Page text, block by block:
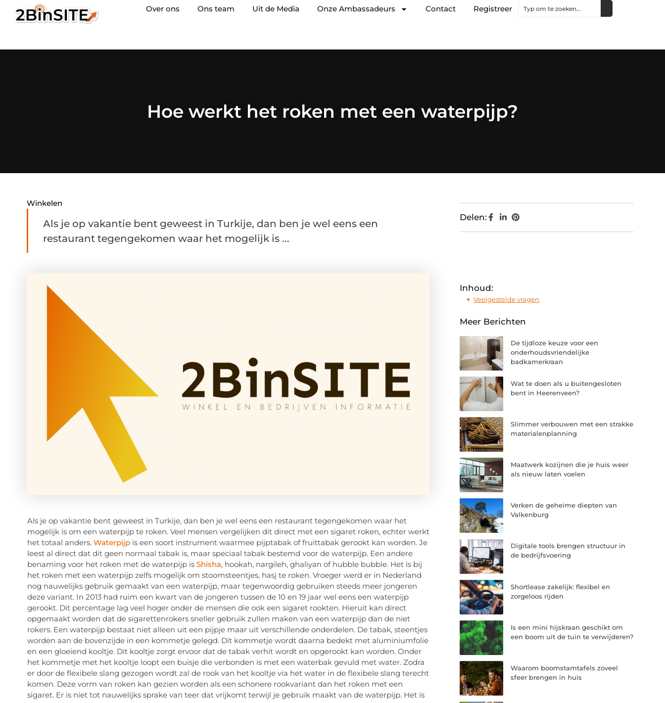
Over ons Ons team Uit de Media Onze Ambassadeurs Contact Registreer
Hoe werkt het roken met een waterpijp?
Winkelen
Als je op vakantie bent geweest in Turkije, dan ben je wel eens een
restaurant tegengekomen waar het mogelijk is ...
Als je op vakantie bent geweest in Turkije, dan ben je wel eens een restaurant tegengekomen waar het
mogelijk is om een waterpijp te roken. Veel mensen vergelijken dit direct met een sigaret roken, echter werkt
het totaal anders. Waterpijpis een soort instrument waarmee pijptabak of fruittabak gerookt kan worden. Je
leest al direct dat dit geen normaal tabak is, maar speciaal tabak bestemd voor de waterpijp. Een andere
benaming voor het roken met de waterpijp is Shisha, hookah, nargileh, ghaliyan of hubble bubble. Het is bij
het roken met een waterpijp zelfs mogelijk om stoomsteentjes, hasj te roken. Vroeger werd er in Nederland
nog nauwelijks gebruik gemaakt van een waterpijp, maar tegenwoordig gebruiken steeds meer jongeren
deze variant. In 2013 had ruim een kwart van de jongeren tussen de 10 en 19 jaar wel eens een waterpijp
gerookt. Dit percentage lag veel hoger onder de mensen die ook een sigaret rookten. Hieruit kan direct
opgemaakt worden dat de sigarettenrokers sneller gebruik zullen maken van een waterpijp dan de niet
rokers. Een waterpijp bestaat niet alleen uit een pijpje maar uit verschillende onderdelen. De tabak, steentjes
worden aan de bovenzijde in een kommetje gelegd. Dit kommetje wordt daarna bedekt met aluminiumfolie
en een gloeiend kooltje. Dit kooltje zorgt ervoor dat de tabak verhit wordt en opgerookt kan worden. Onder
het kommetje met het kooltje loopt een buisje die verbonden is met een waterbak gevuld met water. Zodra
er door de flexibele slang gezogen wordt zal de rook van het kooltje via het water in de flexibele slang terecht
komen. Deze vorm van roken kan gezien worden als een schonere rookvariant dan het roken met een
sigaret. Er is niet tot nauwelijks sprake van teer dat vrijkomt terwijl je gebruik maakt van de waterpijp. Het is
Delen:
Inhoud:
Veelgestelde vragen
Meer Berichten
De tijdloze keuze voor een
onderhoudsvriendelijke
badkamerkraan
Wat te doen als u buitengesloten
bent in Heerenveen?
Slimmer verbouwen met een strakke
materialenplanning
Maatwerk kozijnen die je huis weer
als nieuw laten voelen
Verken de geheime diepten van
Valkenburg
Digitale tools brengen structuur in
de bedrijfsvoering
Shortlease zakelijk: flexibel en
zorgeloos rijden
Is een mini hijskraan geschikt om
een boom uit de tuin te verwijderen?
Waarom boomstamtafels zoveel
sfeer brengen in huis